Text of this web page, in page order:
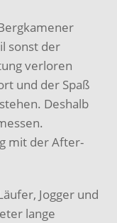
sonst der
verloren
und der Spaß
Deshalb
mit der After-
Jogger und
lange